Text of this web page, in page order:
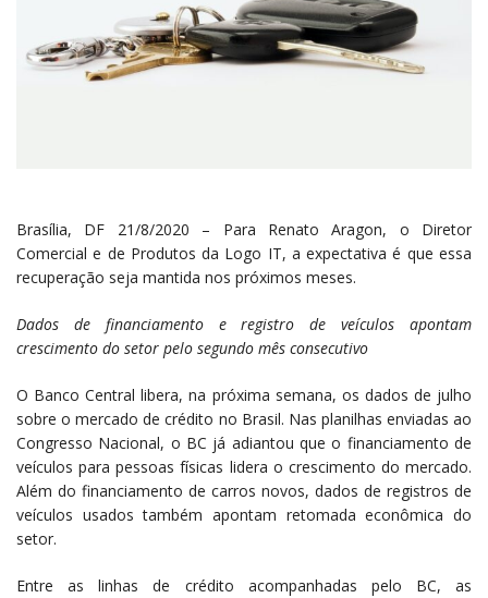
Brasília, DF 21/8/2020 – Para Renato Aragon, o Diretor
Comercial e de Produtos da Logo IT, a expectativa é que essa
recuperação seja mantida nos próximos meses.
Dados de financiamento e registro de veículos apontam
crescimento do setor pelo segundo mês consecutivo
O Banco Central libera, na próxima semana, os dados de julho
sobre o mercado de crédito no Brasil. Nas planilhas enviadas ao
Congresso Nacional, o BC já adiantou que o financiamento de
veículos para pessoas físicas lidera o crescimento do mercado.
Além do financiamento de carros novos, dados de registros de
veículos usados também apontam retomada econômica do
setor.
Entre as linhas de crédito acompanhadas pelo BC, as